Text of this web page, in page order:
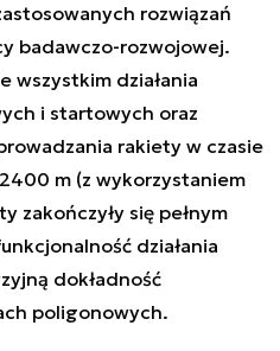
rozwiązań
badawczo-rozwojowej.
wszystkim działania
i startowych oraz
rakiety w czasie
m (z wykorzystaniem
zakończyły się pełnym
działania
dokładność
poligonowych.